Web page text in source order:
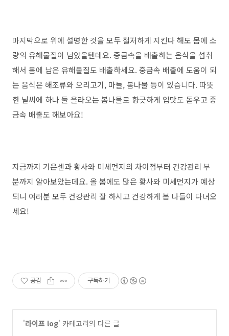
마지막으로 위에 설명한 것을 모두 철저하게 지킨다 해도 몸에 소
량의 유해물질이 남았을텐데요. 중금속을 배출하는 음식을 섭취
해서 몸에 남은 유해물질도 배출하세요. 중금속 배출에 도움이 되
는 음식은 해조류와 오리고기, 마늘, 봄나물 등이 있습니다. 따뜻
한 날씨에 하나 둘 올라오는 봄나물로 향긋하게 입맛도 돋우고 중
금속 배출도 해보아요!
지금까지 기은센과 황사와 미세먼지의 차이점부터 건강관리 부
분까지 알아보았는데요. 올 봄에도 많은 황사와 미세먼지가 예상
되니 여러분 모두 건강관리 잘 하시고 건강하게 봄 나들이 다녀오
세요!
공감 구독하기
'라이프 log' 카테고리의 다른 글